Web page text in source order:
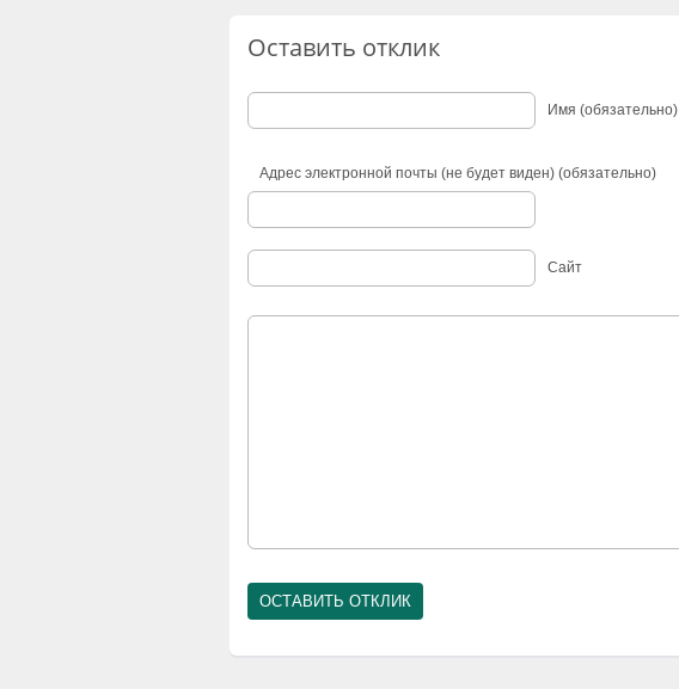
Оставить отклик
Имя (обязательно)
Адрес электронной почты (не будет виден) (обязательно)
Сайт